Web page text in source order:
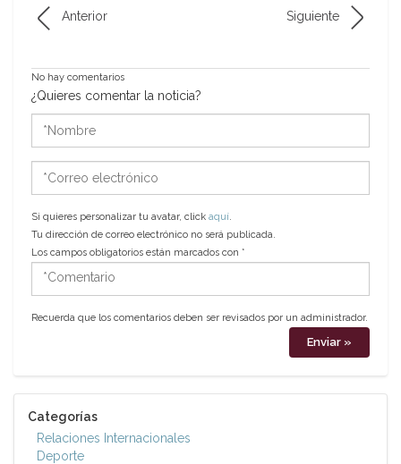
Anterior Siguiente
No hay comentarios
¿Quieres comentar la noticia?
electrónico
Si quieres personalizar tu avatar, click aquí.
Tu dirección de correo electrónico no será publicada.
Los campos obligatorios están marcados con *
*Comentario
Recuerda que los comentarios deben ser revisados por un administrador.
Categorías
Relaciones Internacionales
Deporte